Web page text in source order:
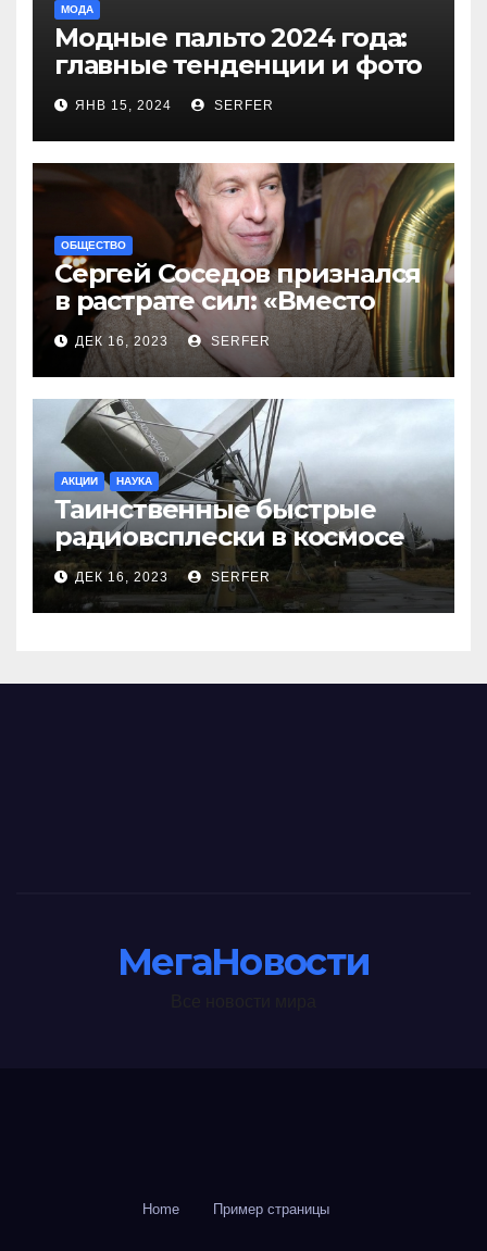
МОДА
Модные пальто 2024 года:
главные тенденции и фото
новинок
ЯНВ 15, 2024 SERFER
ОБЩЕСТВО
Сергей Соседов признался
в растрате сил: «Вместо
меня взяли Пригожина»
ДЕК 16, 2023 SERFER
АКЦИИ НАУКА
Таинственные быстрые
радиовсплески в космосе
сделались все более
странными
ДЕК 16, 2023 SERFER
МегаНовости
Home Пример страницы